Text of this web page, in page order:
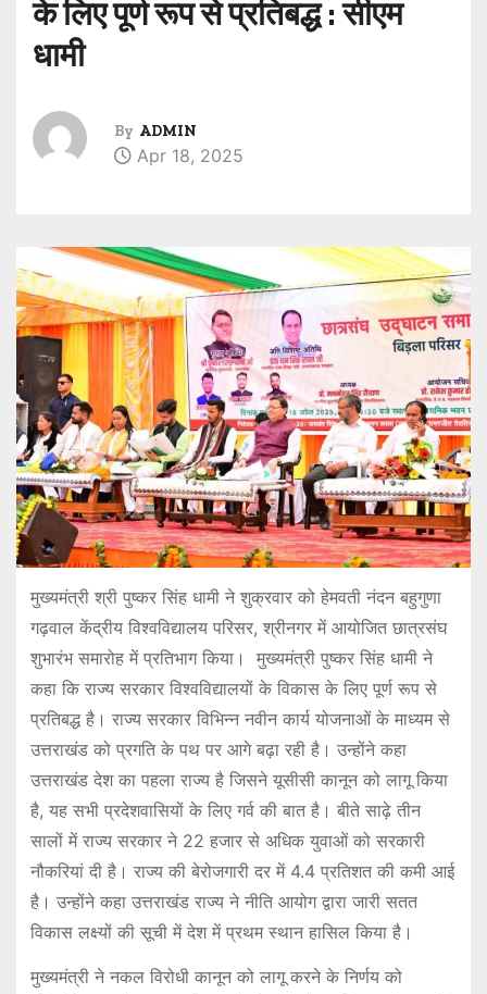
के लिए पूर्ण रूप से प्रतिबद्ध : सीएम
धामी
By ADMIN
Apr 18, 2025
मुख्यमंत्री श्री पुष्कर सिंह धामी ने शुक्रवार को हेमवती नंदन बहुगुणा
गढ़वाल केंद्रीय विश्वविद्यालय परिसर, श्रीनगर में आयोजित छात्रसंघ
शुभारंभ समारोह में प्रतिभाग किया। मुख्यमंत्री पुष्कर सिंह धामी ने
कहा कि राज्य सरकार विश्वविद्यालयों के विकास के लिए पूर्ण रूप से
प्रतिबद्ध है। राज्य सरकार विभिन्न नवीन कार्य योजनाओं के माध्यम से
उत्तराखंड को प्रगति के पथ पर आगे बढ़ा रही है। उन्होंने कहा
उत्तराखंड देश का पहला राज्य है जिसने यूसीसी कानून को लागू किया
है, यह सभी प्रदेशवासियों के लिए गर्व की बात है। बीते साढ़े तीन
सालों में राज्य सरकार ने 22 हजार से अधिक युवाओं को सरकारी
नौकरियां दी है। राज्य की बेरोजगारी दर में 4.4 प्रतिशत की कमी आई
है। उन्होंने कहा उत्तराखंड राज्य ने नीति आयोग द्वारा जारी सतत
विकास लक्ष्यों की सूची में देश में प्रथम स्थान हासिल किया है।
मुख्यमंत्री ने नकल विरोधी कानून को लागू करने के निर्णय को